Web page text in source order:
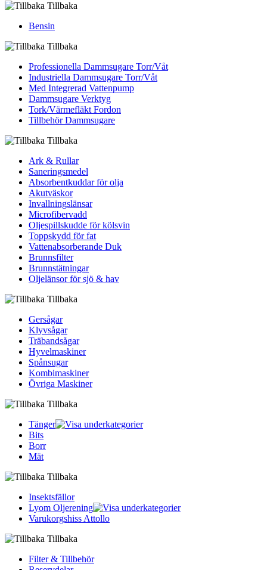
Tillbaka
Bensin
Tillbaka
Professionella Dammsugare Torr/Våt
Industriella Dammsugare Torr/Våt
Med Integrerad Vattenpump
Dammsugare Verktyg
Tork/Värmefläkt Fordon
Tillbehör Dammsugare
Tillbaka
Ark & Rullar
Saneringsmedel
Absorbentkuddar för olja
Akutväskor
Invallningslänsar
Microfibervadd
Oljespillskudde för kölsvin
Toppskydd för fat
Vattenabsorberande Duk
Brunnsfilter
Brunnstätningar
Oljelänsor för sjö & hav
Tillbaka
Gersågar
Klyvsågar
Träbandsågar
Hyvelmaskiner
Spånsugar
Kombimaskiner
Övriga Maskiner
Tillbaka
Tänger
Bits
Borr
Mät
Tillbaka
Insektsfällor
Lyom Oljerening
Varukorgshiss Attollo
Tillbaka
Filter & Tillbehör